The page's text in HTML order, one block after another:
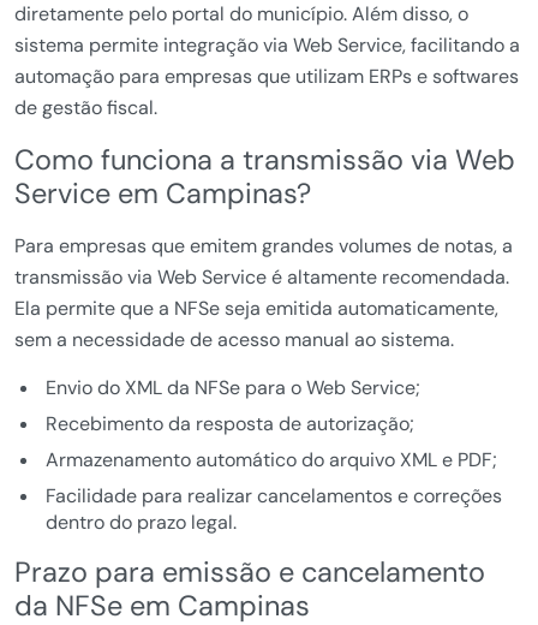
diretamente pelo portal do município. Além disso, o
sistema permite integração via Web Service, facilitando a
automação para empresas que utilizam ERPs e softwares
de gestão fiscal.
Como funciona a transmissão via Web
Service em Campinas?
Para empresas que emitem grandes volumes de notas, a
transmissão via Web Service é altamente recomendada.
Ela permite que a NFSe seja emitida automaticamente,
sem a necessidade de acesso manual ao sistema.
Envio do XML da NFSe para o Web Service;
Recebimento da resposta de autorização;
Armazenamento automático do arquivo XML e PDF;
Facilidade para realizar cancelamentos e correções
dentro do prazo legal.
Prazo para emissão e cancelamento
da NFSe em Campinas